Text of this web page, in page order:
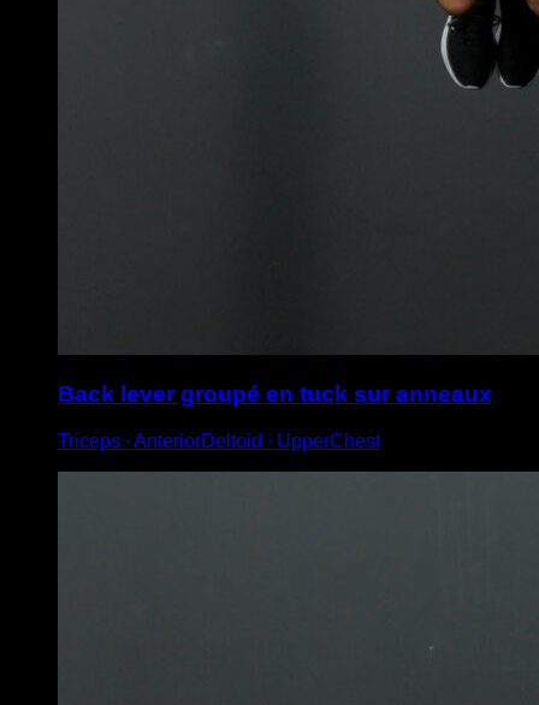
Back lever groupé en tuck sur anneaux
Triceps ∙ AnteriorDeltoid ∙ UpperChest